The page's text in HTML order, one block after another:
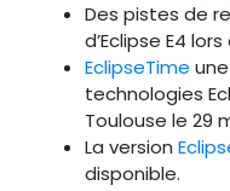
Des pistes de
d’Eclipse E4 lors
EclipseTime
technologies
Toulouse le 29
La version
disponible.